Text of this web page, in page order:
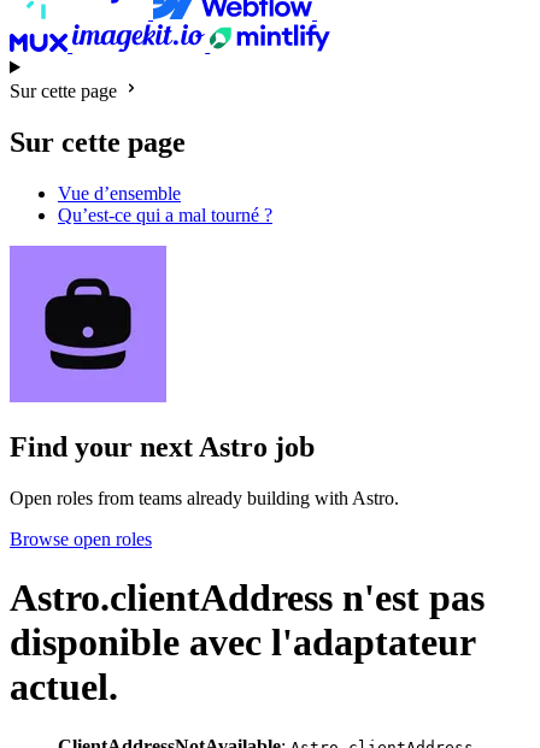
Sur cette page
Sur cette page
Vue d’ensemble
Qu’est-ce qui a mal tourné ?
Find your next Astro job
Open roles from teams already building with Astro.
Browse open roles
Astro.clientAddress n'est pas
disponible avec l'adaptateur
actuel.